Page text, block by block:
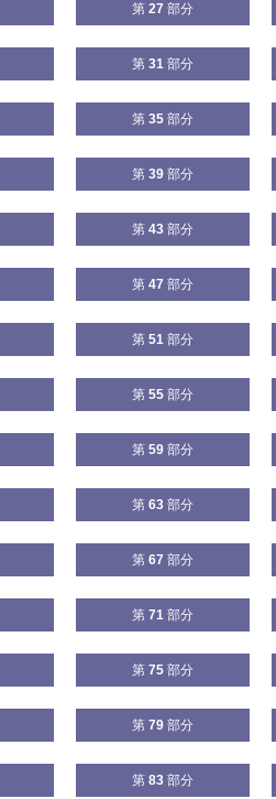
第 27 部分
第 31 部分
第 35 部分
第 39 部分
第 43 部分
第 47 部分
第 51 部分
第 55 部分
第 59 部分
第 63 部分
第 67 部分
第 71 部分
第 75 部分
第 79 部分
第 83 部分